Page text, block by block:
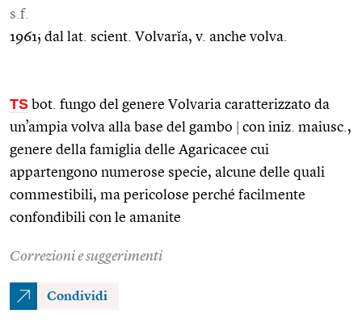
s.f.
1961; dal lat. scient. Volvarĭa, v. anche volva.
TS bot. fungo del genere Volvaria caratterizzato da
un’ampia volva alla base del gambo
con iniz. maiusc.,
genere della famiglia delle Agaricacee cui
appartengono numerose specie, alcune delle quali
commestibili, ma pericolose perché facilmente
confondibili con le amanite
Correzioni e suggerimenti
Condividi